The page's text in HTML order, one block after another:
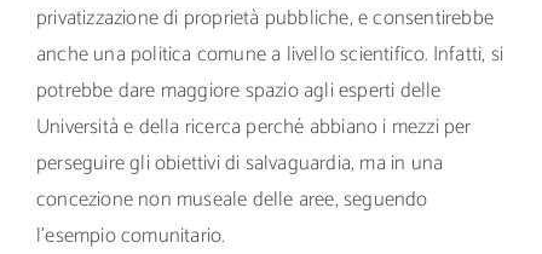
privatizzazione di proprietà pubbliche, e consentirebbe
anche una politica comune a livello scientifico. Infatti, si
potrebbe dare maggiore spazio agli esperti delle
Università e della ricerca perché abbiano i mezzi per
perseguire gli obiettivi di salvaguardia, ma in una
concezione non museale delle aree, seguendo
l’esempio comunitario.